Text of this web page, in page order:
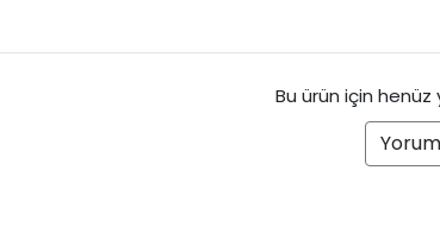
Bu ürün için henüz